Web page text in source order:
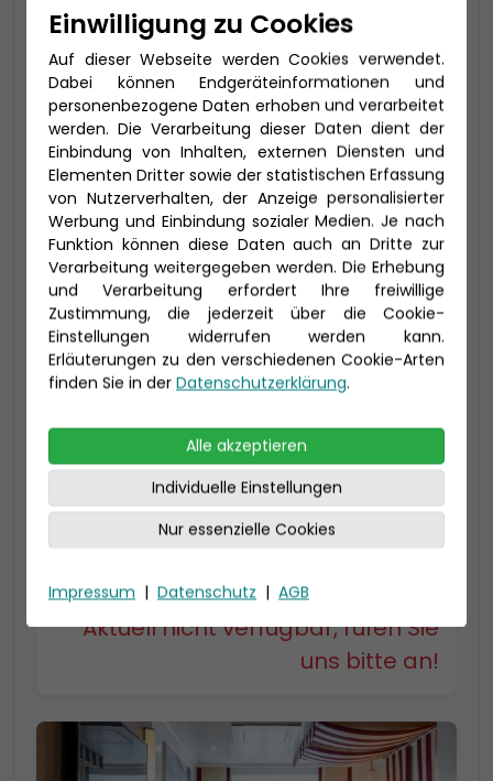
Kabinenkategorie MC bis zu 3 Personen, mit
begehbarem Kleiderschrank
Aktuell nicht verfügbar, rufen Sie
uns bitte an!
2-Bett Meerblick (MD)
22-23 qm, Bad mit Dusche
Kabinenkategorie MD bis zu 4 Personen
Kabinenkategorie MC bis zu 3 Personen, mit
begehbarem Kleiderschrank
Aktuell nicht verfügbar, rufen Sie
uns bitte an!
Einwilligung zu Cookies
Auf dieser Webseite werden Cookies verwendet.
Dabei können Endgeräteinformationen und
personenbezogene Daten erhoben und verarbeitet
werden. Die Verarbeitung dieser Daten dient der
Einbindung von Inhalten, externen Diensten und
Elementen Dritter sowie der statistischen Erfassung
von Nutzerverhalten, der Anzeige personalisierter
Werbung und Einbindung sozialer Medien. Je nach
Funktion können diese Daten auch an Dritte zur
Verarbeitung weitergegeben werden. Die Erhebung
und Verarbeitung erfordert Ihre freiwillige
Zustimmung, die jederzeit über die Cookie-
Einstellungen widerrufen werden kann.
Erläuterungen zu den verschiedenen Cookie-Arten
finden Sie in der Datenschutzerklärung.
Alle akzeptieren
Individuelle Einstellungen
Nur essenzielle Cookies
Impressum | Datenschutz | AGB